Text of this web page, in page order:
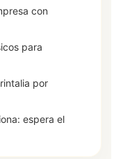
con
para
por
espera el